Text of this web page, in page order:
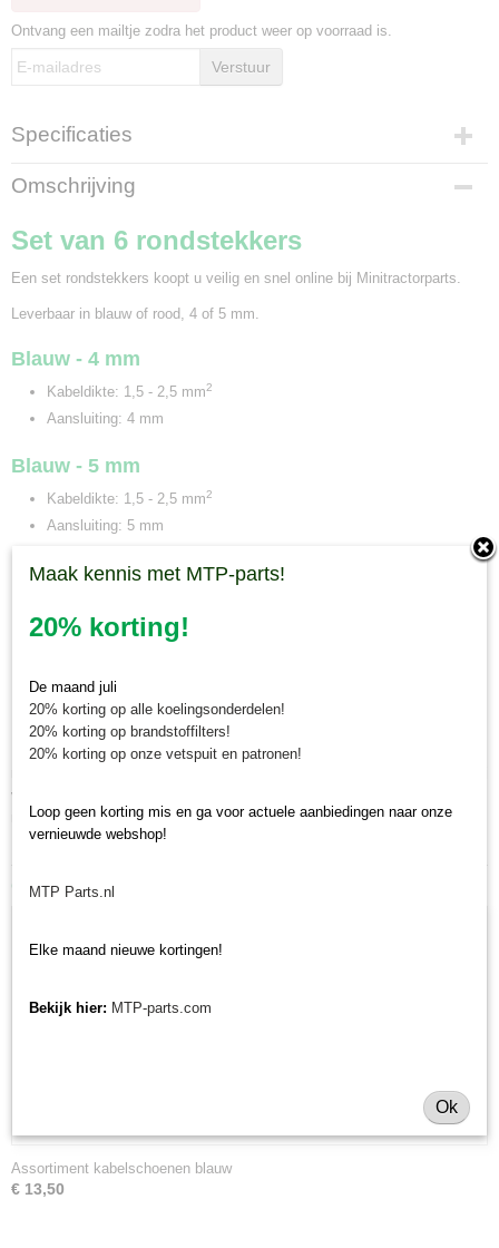
Ontvang een mailtje zodra het product weer op voorraad is.
Verstuur
Specificaties
Productcode
433-116
0,10 Kg
Omschrijving
Set van 6 rondstekkers
Een set rondstekkers koopt u veilig en snel online bij Minitractorparts.
Leverbaar in blauw of rood, 4 of 5 mm.
Blauw - 4 mm
Kabeldikte: 1,5 - 2,5 mm2
Aansluiting: 4 mm
Blauw - 5 mm
Kabeldikte: 1,5 - 2,5 mm2
Aansluiting: 5 mm
Rood - 4 mm
Aansluiting: 4 mm
Minitractorparts.nl, uw leverancier voor
minitrekker onderdelen!
Minitractorparts heeft een groot assortiment onderdelen op het gebied van
verkopen deze onderdelen met als specialisme de Japanse
minitractormerken Yanmar, Iseki, Kubota en Shibaura.
Ook interessant
Assortiment kabelschoenen blauw
€ 13,50
Maak kennis met MTP-parts!
20% korting!
De maand juli
20% korting op alle koelingsonderdelen!
20% korting op brandstoffilters!
20% korting op onze vetspuit en patronen!
Loop geen korting mis en ga voor actuele aanbiedingen naar onze
vernieuwde webshop!
MTP Parts.nl
Elke maand nieuwe kortingen!
Bekijk hier: MTP-parts.com
Ok